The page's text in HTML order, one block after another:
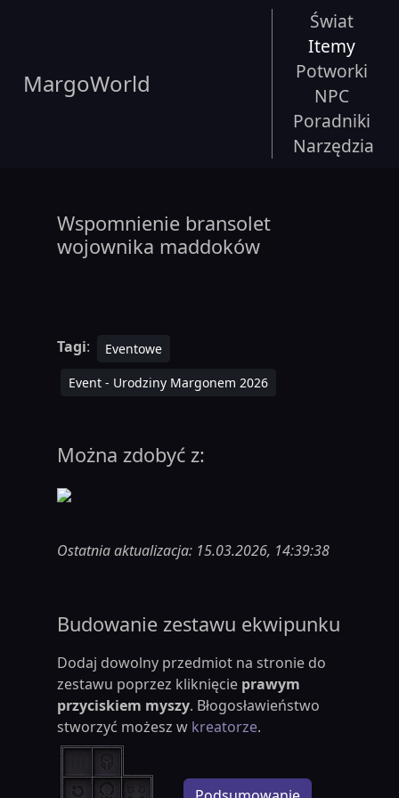
MargoWorld
Świat
Itemy
Potworki
NPC
Poradniki
Narzędzia
Wspomnienie bransolet
wojownika maddoków
Tagi:
Eventowe
Event - Urodziny Margonem 2026
Można zdobyć z:
Ostatnia aktualizacja: 15.03.2026, 14:39:38
Budowanie zestawu ekwipunku
Dodaj dowolny przedmiot na stronie do
zestawu poprzez kliknięcie prawym
przyciskiem myszy. Błogosławieństwo
stworzyć możesz w kreatorze.